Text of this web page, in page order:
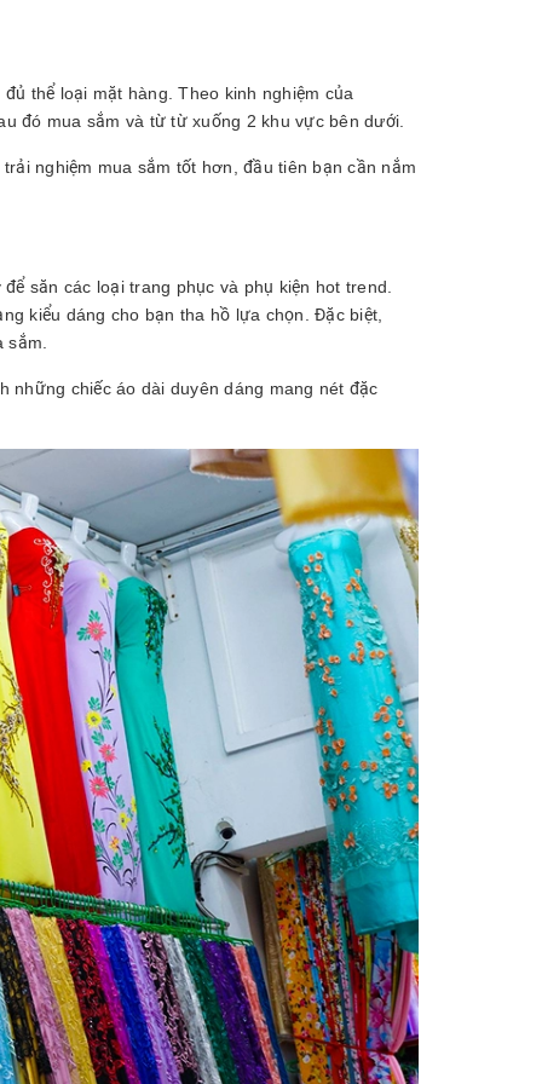
thể loại mặt hàng. Theo kinh nghiệm của
đó mua sắm và từ từ xuống 2 khu vực bên dưới.
nghiệm mua sắm tốt hơn, đầu tiên bạn cần nắm
săn các loại trang phục và phụ kiện hot trend.
kiểu dáng cho bạn tha hồ lựa chọn. Đặc biệt,
những chiếc áo dài duyên dáng mang nét đặc